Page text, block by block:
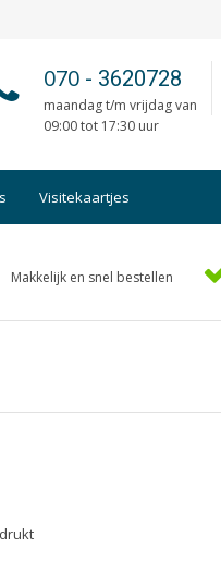
070 - 3620728
maandag t/m vrijdag van
09:00 tot 17:30 uur
Visitekaartjes
Hand-outs/Losbladig
Makkelijk en snel bestellen